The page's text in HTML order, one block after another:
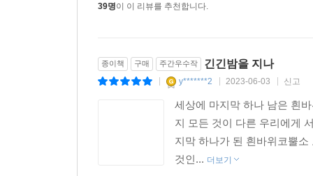
영화를 보는 것 같았다. 노든과 아기 펭귄이 긴긴
긴 밤과 긴긴밤의 차이는 무엇일까? 나는 노든
노든에게는 긴긴밤이 아니었을까 생각한다. 이
39명이 이 리뷰를 추천합니다.
종이책 구매 주간우수작 긴긴밤을 지나
y*******2 2023-06-03 신고
세상에 마지막 하나 남은 흰
지 모든 것이 다른 우리에게
지막 하나가 된 흰바위코뿔
것인... 더보기